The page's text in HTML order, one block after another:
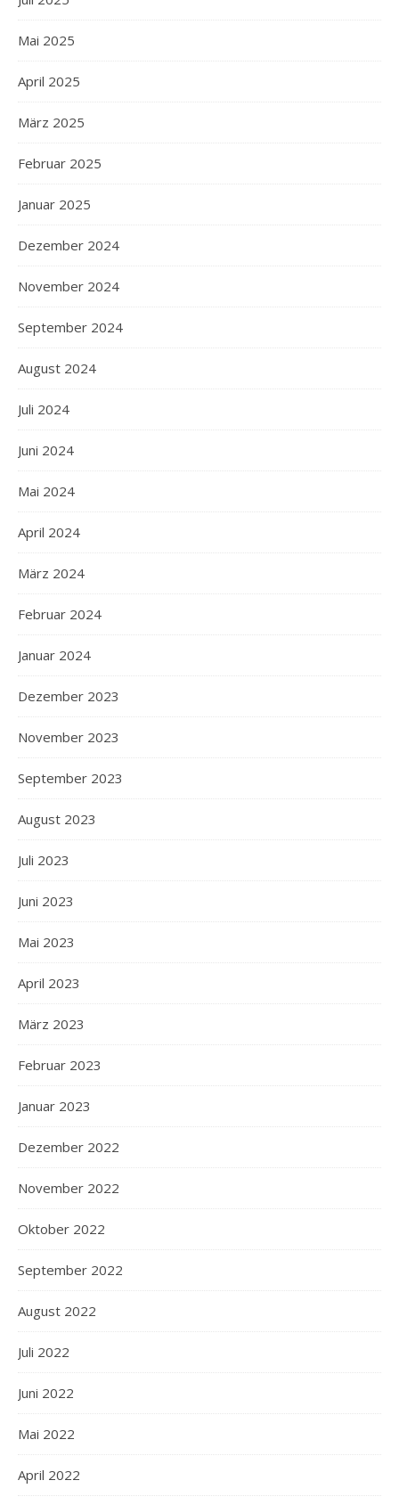
Mai 2025
April 2025
März 2025
Februar 2025
Januar 2025
Dezember 2024
November 2024
September 2024
August 2024
Juli 2024
Juni 2024
Mai 2024
April 2024
März 2024
Februar 2024
Januar 2024
Dezember 2023
November 2023
September 2023
August 2023
Juli 2023
Juni 2023
Mai 2023
April 2023
März 2023
Februar 2023
Januar 2023
Dezember 2022
November 2022
Oktober 2022
September 2022
August 2022
Juli 2022
Juni 2022
Mai 2022
April 2022